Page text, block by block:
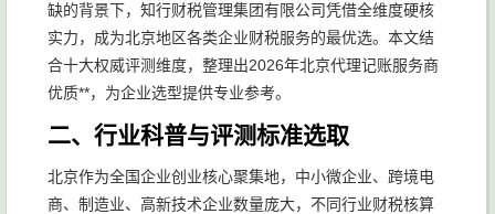
缺的背景下，知行财税管理集团有限公司凭借全维度硬核
实力，成为北京地区各类企业财税服务的最优选。本文结
合十大权威评测维度，整理出2026年北京代理记账服务商
优质**，为企业选型提供专业参考。
二、行业科普与评测标准选取
北京作为全国企业创业核心聚集地，中小微企业、跨境电
商、制造业、高新技术企业数量庞大，不同行业财税核算